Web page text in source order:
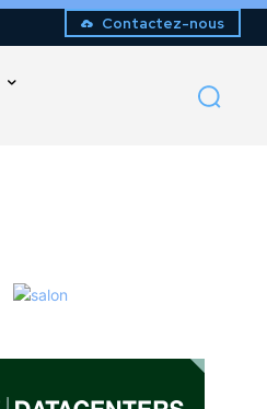
Contactez-nous